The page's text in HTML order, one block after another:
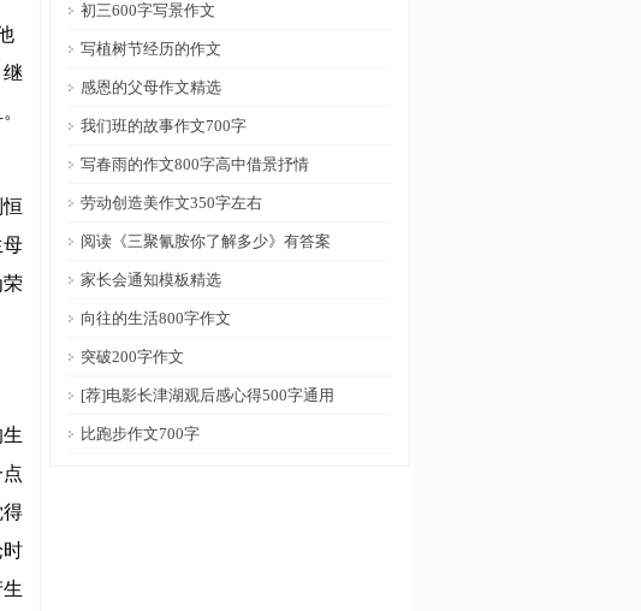
继
母
荣
得
时
初三600字写景作文
写植树节经历的作文
感恩的父母作文精选
我们班的故事作文700字
写春雨的作文800字高中借景抒情
劳动创造美作文350字左右
阅读《三聚氰胺你了解多少》有答案
家长会通知模板精选
向往的生活800字作文
突破200字作文
[荐]电影长津湖观后感心得500字通用
比跑步作文700字